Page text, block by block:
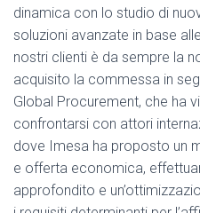
dinamica con lo studio di
soluzioni avanzate in base
nostri clienti è da sempre la
acquisito la commessa in
Global Procurement, che ha
confrontarsi con attori
dove Imesa ha proposto un
e offerta economica,
approfondito e